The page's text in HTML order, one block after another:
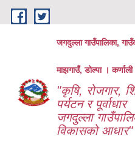
Skip to main content
जगदुल्ला गाउँपालिका,
माझगाउँ, डोल्पा ।
"कृषि, रोजगार,
पर्यटन र पूर्वाधार
जगदुल्ला
विकासको आधार"